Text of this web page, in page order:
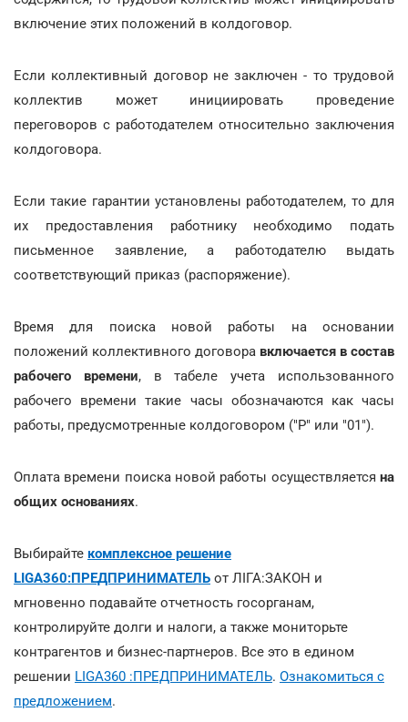
включение этих положений в колдоговор.
Если коллективный договор не заключен - то трудовой
коллектив может инициировать проведение
переговоров с работодателем относительно заключения
колдоговора.
Если такие гарантии установлены работодателем, то для
их предоставления работнику необходимо подать
письменное заявление, а работодателю выдать
соответствующий приказ (распоряжение).
Время для поиска новой работы на основании
положений коллективного договора включается в состав
рабочего времени, в табеле учета использованного
рабочего времени такие часы обозначаются как часы
работы, предусмотренные колдоговором ("Р" или "01").
Оплата времени поиска новой работы осуществляется на
общих основаниях.
Выбирайте комплексное решение
LIGA360:ПРЕДПРИНИМАТЕЛЬ от ЛІГА:ЗАКОН и
мгновенно подавайте отчетность госорганам,
контролируйте долги и налоги, а также мониторьте
контрагентов и бизнес-партнеров. Все это в едином
решении LIGA360 :ПРЕДПРИНИМАТЕЛЬ. Ознакомиться с
предложением.